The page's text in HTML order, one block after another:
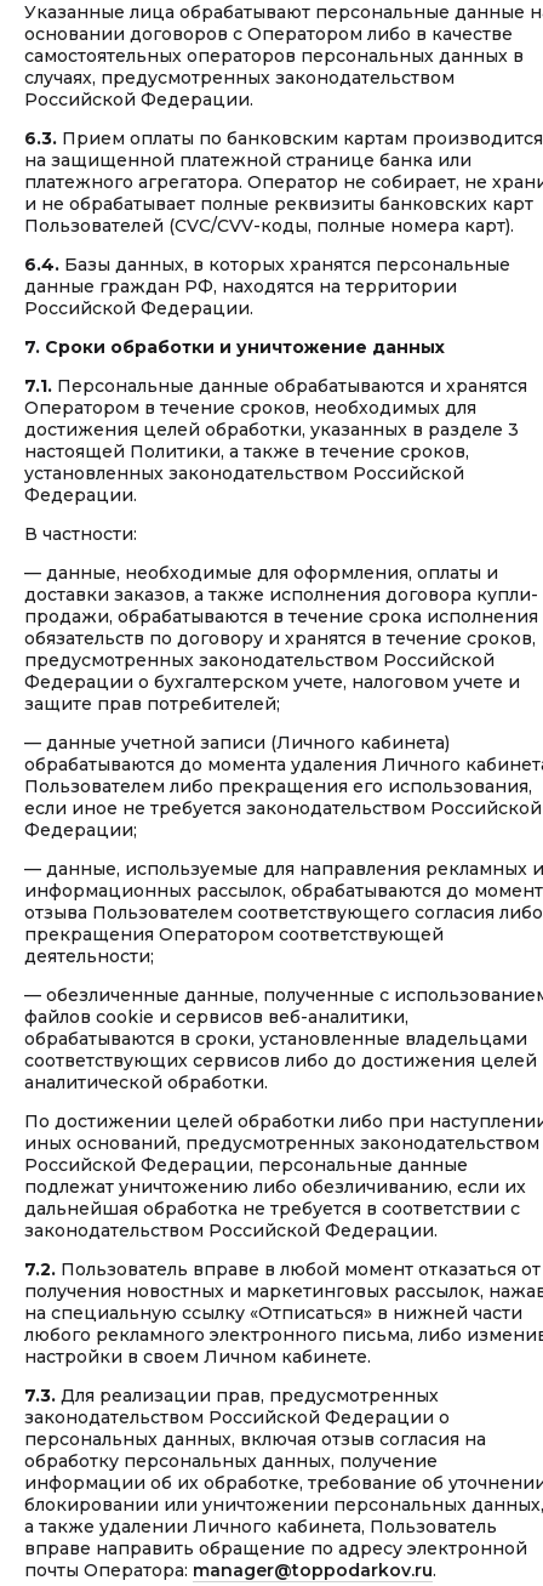
Указанные лица обрабатывают персональные данные
основании договоров с Оператором либо в качестве
самостоятельных операторов персональных данных в
случаях, предусмотренных законодательством
Российской Федерации.
6.3. Прием оплаты по банковским картам производится
на защищенной платежной странице банка или
платежного агрегатора. Оператор не собирает, не
и не обрабатывает полные реквизиты банковских карт
Пользователей (CVC/CVV-коды, полные номера карт).
6.4. Базы данных, в которых хранятся персональные
данные граждан РФ, находятся на территории
Российской Федерации.
7. Сроки обработки и уничтожение данных
7.1. Персональные данные обрабатываются и хранятся
Оператором в течение сроков, необходимых для
достижения целей обработки, указанных в разделе 3
настоящей Политики, а также в течение сроков,
установленных законодательством Российской
Федерации.
В частности:
— данные, необходимые для оформления, оплаты и
доставки заказов, а также исполнения договора купли-
продажи, обрабатываются в течение срока исполнения
обязательств по договору и хранятся в течение сроков,
предусмотренных законодательством Российской
Федерации о бухгалтерском учете, налоговом учете и
защите прав потребителей;
— данные учетной записи (Личного кабинета)
обрабатываются до момента удаления Личного
Пользователем либо прекращения его использования,
если иное не требуется законодательством Российской
Федерации;
— данные, используемые для направления рекламных и
информационных рассылок, обрабатываются до
отзыва Пользователем соответствующего согласия либо
прекращения Оператором соответствующей
деятельности;
— обезличенные данные, полученные с
файлов cookie и сервисов веб-аналитики,
обрабатываются в сроки, установленные владельцами
соответствующих сервисов либо до достижения целей
аналитической обработки.
По достижении целей обработки либо при
иных оснований, предусмотренных законодательством
Российской Федерации, персональные данные
подлежат уничтожению либо обезличиванию, если их
дальнейшая обработка не требуется в соответствии с
законодательством Российской Федерации.
7.2. Пользователь вправе в любой момент отказаться от
получения новостных и маркетинговых рассылок,
на специальную ссылку «Отписаться» в нижней части
любого рекламного электронного письма, либо
настройки в своем Личном кабинете.
7.3. Для реализации прав, предусмотренных
законодательством Российской Федерации о
персональных данных, включая отзыв согласия на
обработку персональных данных, получение
информации об их обработке, требование об
блокировании или уничтожении персональных данных,
а также удалении Личного кабинета, Пользователь
вправе направить обращение по адресу электронной
почты Оператора: manager@toppodarkov.ru.